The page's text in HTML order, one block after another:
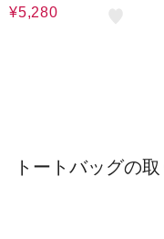
¥5,280
トートバッグの